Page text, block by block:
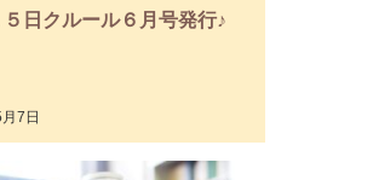
５日クルール６月号発行♪
7日